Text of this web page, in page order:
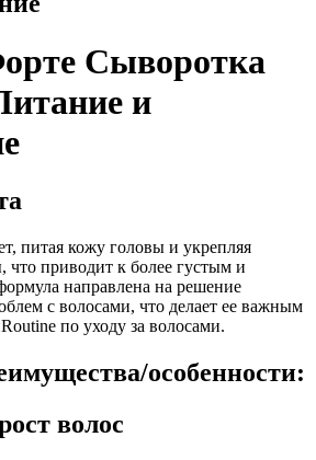
Сыворотка
и
питая кожу головы и укрепляя
что приводит к более густым и
направлена на решение
с волосами, что делает ее важным
по уходу за волосами.
особенности:
волос